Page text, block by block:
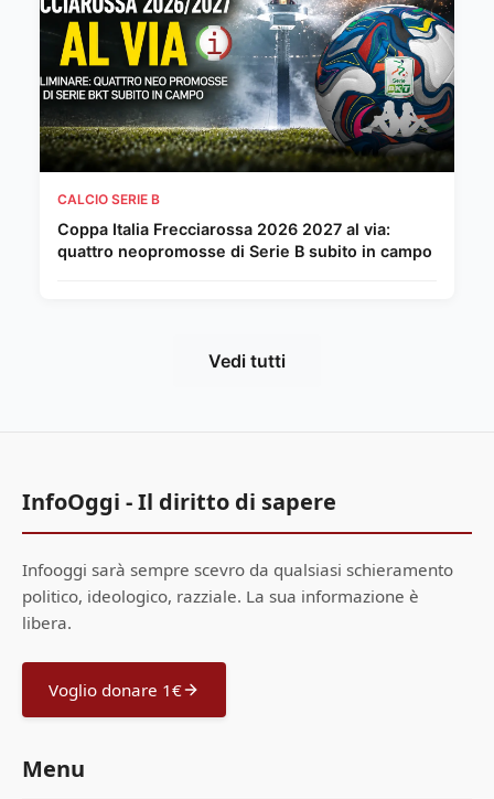
CALCIO SERIE B
Coppa Italia Frecciarossa 2026 2027 al via:
quattro neopromosse di Serie B subito in campo
Vedi tutti
InfoOggi - Il diritto di sapere
Infooggi sarà sempre scevro da qualsiasi schieramento
politico, ideologico, razziale. La sua informazione è
libera.
Voglio donare 1€
Menu